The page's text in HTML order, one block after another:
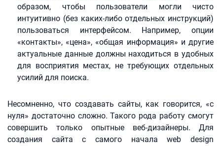
образом, чтобы пользователи могли чисто
интуитивно (без каких-либо отдельных инструкций)
пользоваться интерфейсом. Например, опции
«контакты», «цена», «общая информация» и другие
актуальные данные должны находиться в удобных
для восприятия местах, не требующих отдельных
усилий для поиска.
Несомненно, что создавать сайты, как говорится, «с
нуля» достаточно сложно. Такого рода работу смогут
совершить только опытные веб-дизайнеры. Для
создания сайта с самого начала web design